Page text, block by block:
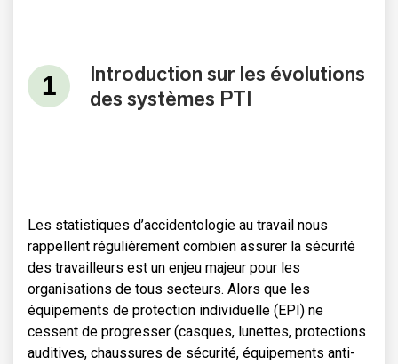
Introduction sur les évolutions
des systèmes PTI
Les statistiques d’accidentologie au travail nous
rappellent régulièrement combien assurer la sécurité
des travailleurs est un enjeu majeur pour les
organisations de tous secteurs. Alors que les
équipements de protection individuelle (EPI) ne
cessent de progresser (casques, lunettes, protections
auditives, chaussures de sécurité, équipements anti-